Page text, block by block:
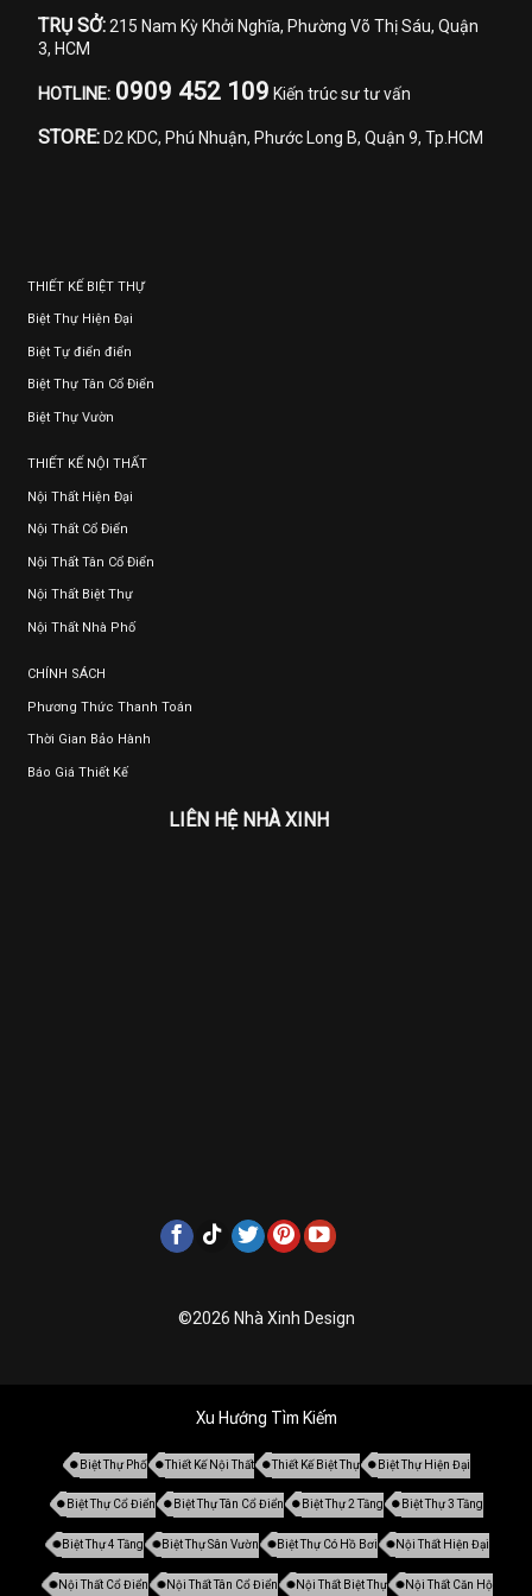
TRỤ SỞ: 215 Nam Kỳ Khởi Nghĩa, Phường Võ Thị Sáu, Quận
3, HCM
HOTLINE: 0909 452 109 Kiến trúc sư tư vấn
STORE: D2 KDC, Phú Nhuận, Phước Long B, Quận 9, Tp.HCM
THIẾT KẾ BIỆT THỰ
Biệt Thự Hiện Đại
Biệt Tự điển điển
Biệt Thự Tân Cổ Điển
Biệt Thự Vườn
THIẾT KẾ NỘI THẤT
Nội Thất Hiện Đại
Nội Thất Cổ Điển
Nội Thất Tân Cổ Điển
Nội Thất Biệt Thự
Nội Thất Nhà Phố
CHÍNH SÁCH
Phương Thức Thanh Toán
Thời Gian Bảo Hành
Báo Giá Thiết Kế
LIÊN HỆ NHÀ XINH
©2026 Nhà Xinh Design
Xu Hướng Tìm Kiếm
Biệt Thự Phố Thiết Kế Nội Thất Thiết Kế Biệt Thự Biệt Thự Hiện Đại
Biệt Thự Cổ Điển Biệt Thự Tân Cổ Điển Biệt Thự 2 Tầng Biệt Thự 3 Tầng
Biệt Thự 4 Tầng Biệt Thự Sân Vườn Biệt Thự Có Hồ Bơi Nội Thất Hiện Đại
Nội Thất Cổ Điển Nội Thất Tân Cổ Điển Nội Thất Biệt Thự Nội Thất Căn Hộ